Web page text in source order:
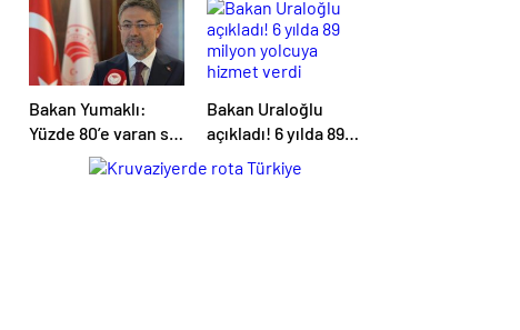
Bakan Yumaklı:
Yüzde 80’e varan su
verimliliği
Bakan Uraloğlu
açıkladı! 6 yılda 89
milyon yolcuya
hizmet verdi